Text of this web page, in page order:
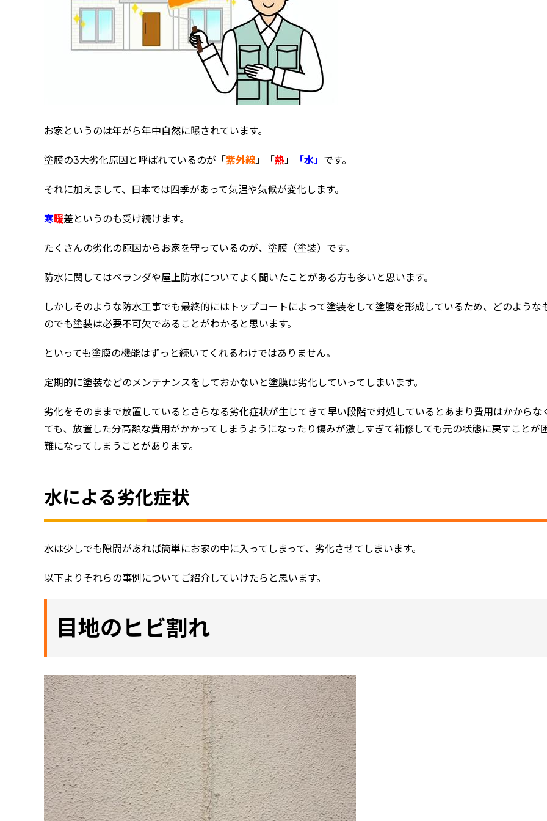
お家というのは年がら年中自然に曝されています。
塗膜の3大劣化原因と呼ばれているのが 「紫外線」「熱」 「水」 です。
それに加えまして、日本では四季があって気温や気候が変化します。
寒暖差というのも受け続けます。
たくさんの劣化の原因からお家を守っているのが、塗膜（塗装）です。
防水に関してはベランダや屋上防水についてよく聞いたことがある方も多いと思います。
しかしそのような防水工事でも最終的にはトップコートによって塗装をして塗膜を形成しているため、どのような
のでも塗装は必要不可欠であることがわかると思います。
といっても塗膜の機能はずっと続いてくれるわけではありません。
定期的に塗装などのメンテナンスをしておかないと塗膜は劣化していってしまいます。
劣化をそのままで放置しているとさらなる劣化症状が生じてきて早い段階で対処しているとあまり費用はかからな
ても、放置した分高額な費用がかかってしまうようになったり傷みが激しすぎて補修しても元の状態に戻すことが
難になってしまうことがあります。
水による劣化症状
水は少しでも隙間があれば簡単にお家の中に入ってしまって、劣化させてしまいます。
以下よりそれらの事例についてご紹介していけたらと思います。
目地のヒビ割れ